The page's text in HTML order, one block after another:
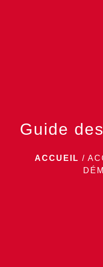
Guide
ACCUEIL /